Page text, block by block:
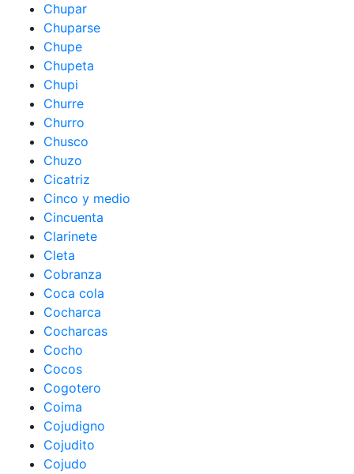
Chupar
Chuparse
Chupe
Chupeta
Chupi
Churre
Churro
Chusco
Chuzo
Cicatriz
Cinco y medio
Cincuenta
Clarinete
Cleta
Cobranza
Coca cola
Cocharca
Cocharcas
Cocho
Cocos
Cogotero
Coima
Cojudigno
Cojudito
Cojudo